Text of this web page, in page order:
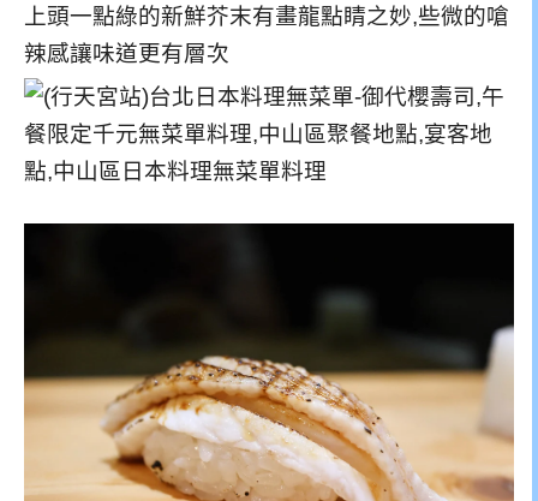
上頭一點綠的新鮮芥末有畫龍點睛之妙,些微的嗆
辣感讓味道更有層次